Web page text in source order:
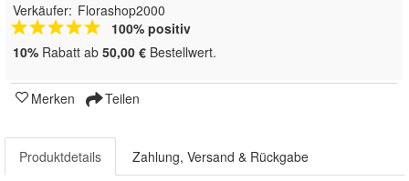
Verkäufer: Florashop2000
100% positiv
10% Rabatt ab 50,00 € Bestellwert.
Merken Teilen
Produktdetails Zahlung, Versand & Rückgabe